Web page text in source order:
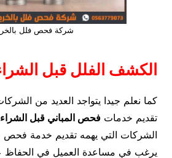
شركة فحص فلل
الكشف الفلل قبل
كما نعلم جيدا يتواجد العديد من
تقديم خدمات فحص المباني قبل الشراء
الشركات التي يهمه تقديم خدمة فحص
يرغب في مساعدة العميل في الحفاظ